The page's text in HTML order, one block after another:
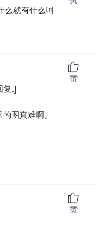
么就有什么呵
复:]
图真难啊。
赞
赞